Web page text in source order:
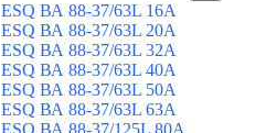
ESQ ВА 88-37/63L 16A
ESQ ВА 88-37/63L 20A
ESQ ВА 88-37/63L 32A
ESQ ВА 88-37/63L 40A
ESQ ВА 88-37/63L 50A
ESQ ВА 88-37/63L 63A